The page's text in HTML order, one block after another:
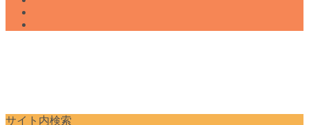
サイト内検索